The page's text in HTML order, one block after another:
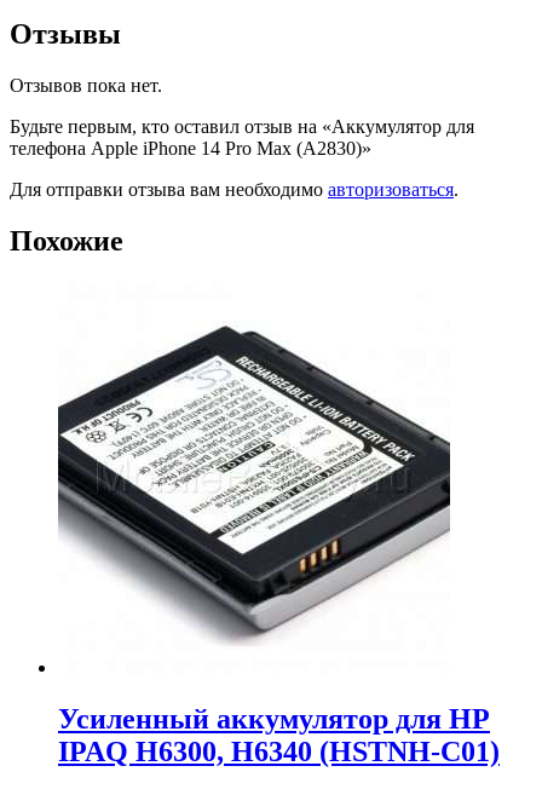
Отзывы
Отзывов пока нет.
Будьте первым, кто оставил отзыв на «Аккумулятор для
телефона Apple iPhone 14 Pro Max (A2830)»
Для отправки отзыва вам необходимо авторизоваться.
Похожие
Усиленный аккумулятор для HP
IPAQ H6300, H6340 (HSTNH-C01)